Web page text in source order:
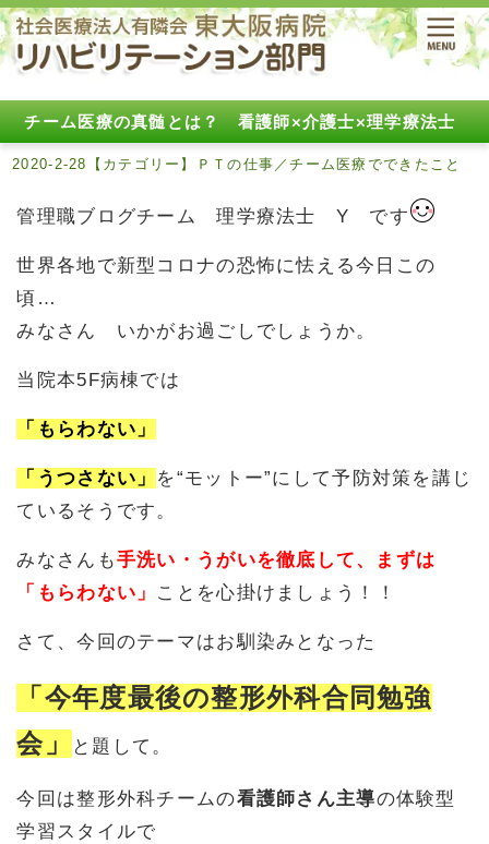
チーム医療の真髄とは？ 看護師×介護士×理学療法士
2020-2-28【カテゴリー】ＰＴの仕事／チーム医療でできたこと
管理職ブログチーム 理学療法士 Y です
世界各地で新型コロナの恐怖に怯える今日この
頃…
みなさん いかがお過ごしでしょうか。
当院本5F病棟では
「もらわない」
「うつさない」 を“モットー”にして予防対策を講じ
ているそうです。
みなさんも手洗い・うがいを徹底して、まずは
「もらわない」 ことを心掛けましょう！！
さて、今回のテーマはお馴染みとなった
「今年度最後の整形外科合同勉強
会」
と題して。
今回は整形外科チームの看護師さん主導の体験型
学習スタイルで